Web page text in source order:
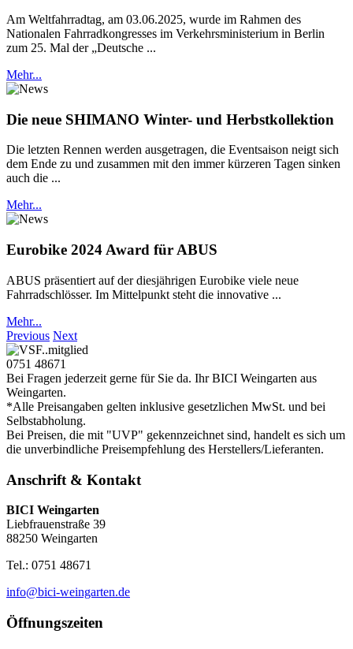
Am Weltfahrradtag, am 03.06.2025, wurde im Rahmen des
Nationalen Fahrradkongresses im Verkehrsministerium in Berlin
zum 25. Mal der „Deutsche ...
Mehr...
Die neue SHIMANO Winter- und Herbstkollektion
Die letzten Rennen werden ausgetragen, die Eventsaison neigt sich
dem Ende zu und zusammen mit den immer kürzeren Tagen sinken
auch die ...
Mehr...
Eurobike 2024 Award für ABUS
ABUS präsentiert auf der diesjährigen Eurobike viele neue
Fahrradschlösser. Im Mittelpunkt steht die innovative ...
Mehr...
Previous Next
0751 48671
Bei Fragen jederzeit gerne für Sie da. Ihr BICI Weingarten aus
Weingarten.
*Alle Preisangaben gelten inklusive gesetzlichen MwSt. und bei
Selbstabholung.
Bei Preisen, die mit "UVP" gekennzeichnet sind, handelt es sich um
die unverbindliche Preisempfehlung des Herstellers/Lieferanten.
Anschrift & Kontakt
BICI Weingarten
Liebfrauenstraße 39
88250 Weingarten
Tel.: 0751 48671
info@bici-weingarten.de
Öffnungszeiten